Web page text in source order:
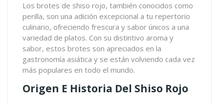
Los brotes de shiso rojo, también conocidos como
perilla, son una adición excepcional a tu repertorio
culinario, ofreciendo frescura y sabor únicos a una
variedad de platos. Con su distintivo aroma y
sabor, estos brotes son apreciados en la
gastronomía asiática y se están volviendo cada vez
más populares en todo el mundo.
Origen E Historia Del Shiso Rojo